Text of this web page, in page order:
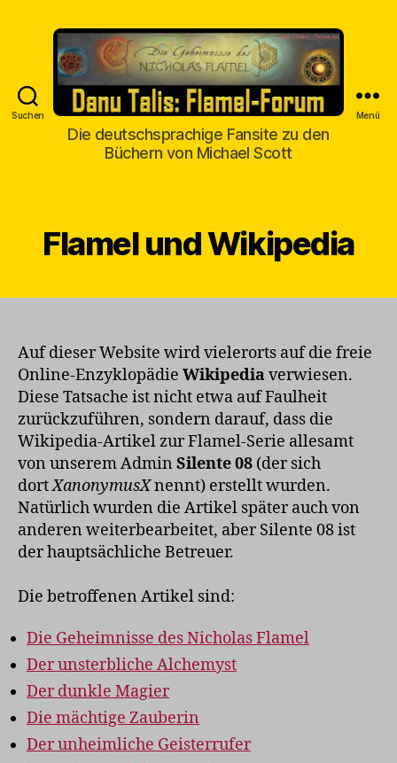
Suchen
Danu
Talis
Die deutschsprachige Fansite zu den
Büchern von Michael Scott
Menü
Flamel und Wikipedia
Auf dieser Website wird vielerorts auf die freie
Online-Enzyklopädie Wikipediaverwiesen.
Diese Tatsache ist nicht etwa auf Faulheit
zurückzuführen, sondern darauf, dass die
Wikipedia-Artikel zur Flamel-Serie allesamt
von unserem Admin Silente 08 (der sich
dortXanonymusXnennt) erstellt wurden.
Natürlich wurden die Artikel später auch von
anderen weiterbearbeitet, aber Silente 08 ist
der hauptsächliche Betreuer.
Die betroffenen Artikel sind:
Die Geheimnisse des Nicholas Flamel
Der unsterbliche Alchemyst
Der dunkle Magier
Die mächtige Zauberin
Der unheimliche Geisterrufer